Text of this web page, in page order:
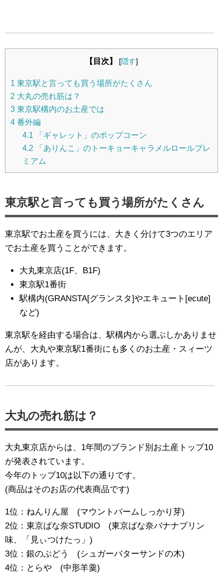
【目次】 [隠す]
1 東京駅と言っても買う場所がたくさん
2 大丸の売れ筋は？
3 東京駅構内のお土産では
4 番外編
4.1 「ギャレット」のポップコーン
4.2 「ありんこ」のトーキョーキャラメルロールプレ
ミアム
東京駅と言っても買う場所がたくさん
東京駅でお土産を買うには、大きく分けて3つのエリア
でお土産を買うことができます。
大丸東京店(1F、B1F)
東京駅1番街
駅構内(GRANSTA[グランスタ]やエキュート[ecute]
など)
東京駅を経由する場合は、駅構内から選ぶしかありませ
んが、大丸や東京駅1番街にも多くのお土産・スィーツ
店があります。
大丸の売れ筋は？
大丸東京店からは、1年間のブランド別お土産トップ10
が発表されています。
今年のトップ10は以下の通りです。
(商品はそのお店の代表商品です)
1位：ねんりん屋 (マウントバームしっかり芽)
2位：東京ばな奈STUDIO (東京ばな奈バナナプリン
味、「見ぃつけたっ」)
3位：銀のぶどう (シュガーバターサンドの木)
4位：とらや (中形羊羹)